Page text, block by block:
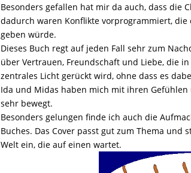
Besonders gefallen hat mir da auch, dass die
dadurch waren Konflikte vorprogrammiert,
geben würde.
Dieses Buch regt auf jeden Fall sehr zum
über Vertrauen, Freundschaft und Liebe, die
zentrales Licht gerückt wird, ohne dass es
Ida und Midas haben mich mit ihren
sehr bewegt.
Besonders gelungen finde ich auch die
Buches. Das Cover passt gut zum Thema
Welt ein, die auf einen wartet.